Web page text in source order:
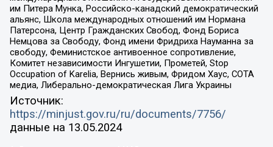
им Питера Мунка, Российско-канадский демократический
альянс, Школа международных отношений им Нормана
Патерсона, Центр Гражданских Свобод, Фонд Бориса
Немцова за Свободу, Фонд имени Фридриха Науманна за
свободу, Феминистское антивоенное сопротивление,
Комитет независимости Ингушетии, Прометей, Stop
Occupation of Karelia, Вернись живым, Фридом Хаус, СОТА
медиа, Либерально-демократическая Лига Украины
Источник:
https://minjust.gov.ru/ru/documents/7756/
данные на 13.05.2024